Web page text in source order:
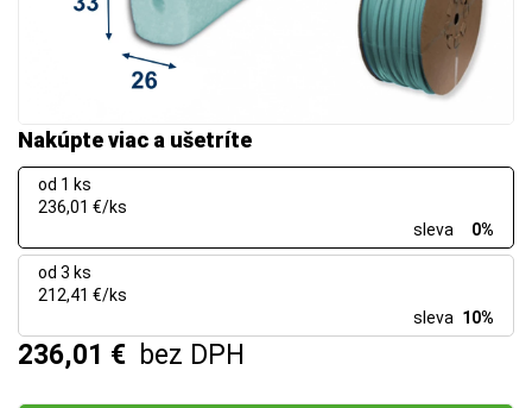
Nakúpte viac a ušetríte
od 1 ks
236,01 €/ks
sleva
0%
od 3 ks
212,41 €/ks
sleva 10%
236,01 € bez DPH